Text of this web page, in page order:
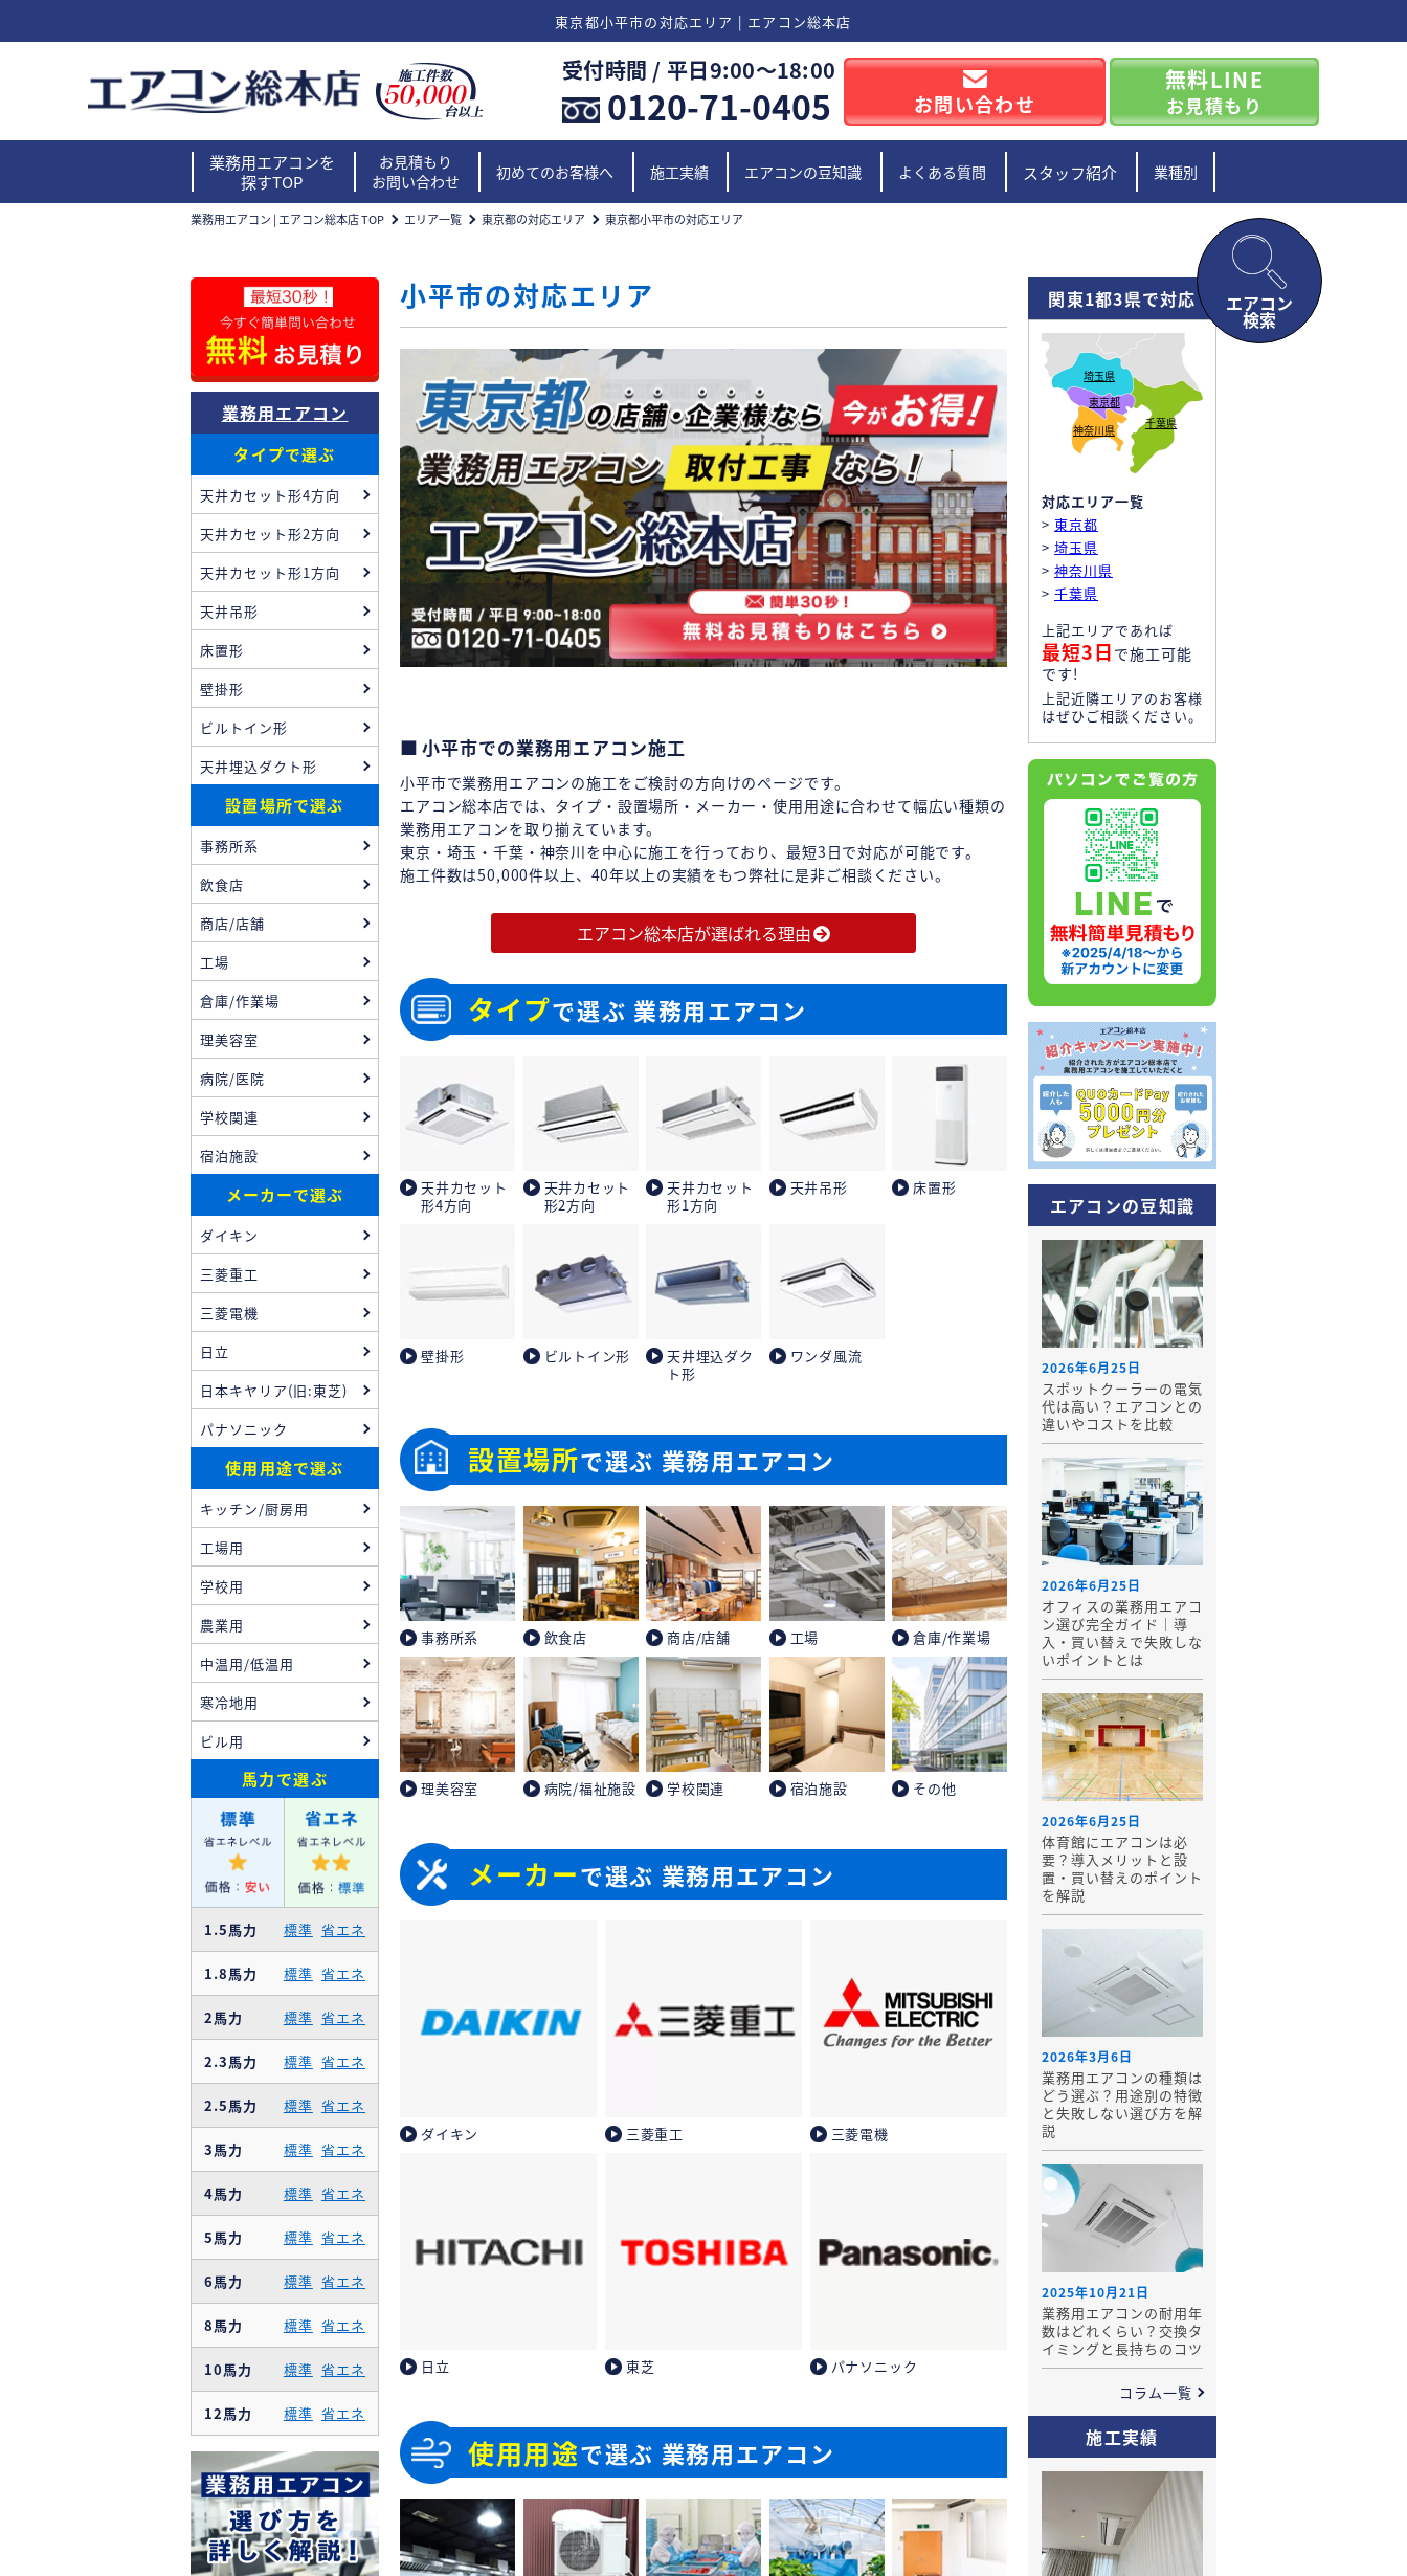
東京都小平市の対応エリア | エアコン総本店
受付時間 / 平日9:00〜18:00
0120-71-0405 お問い合わせ
無料LINE
お見積もり
業務用エアコンを
探すTOP
お見積もり
お問い合わせ
初めてのお客様へ 施工実績 エアコンの豆知識 よくある質問 スタッフ紹介 業種別
エアコン
検索
業務用エアコン | エアコン総本店 TOP エリア一覧 東京都の対応エリア 東京都小平市の対応エリア
小平市の対応エリア
小平市での業務用エアコン施工
小平市で業務用エアコンの施工をご検討の方向けのページです。
エアコン総本店では、タイプ・設置場所・メーカー・使用用途に合わせて幅広い種類の
業務用エアコンを取り揃えています。
東京・埼玉・千葉・神奈川を中心に施工を行っており、最短3日で対応が可能です。
施工件数は50,000件以上、40年以上の実績をもつ弊社に是非ご相談ください。
エアコン総本店が選ばれる理由
タイプで選ぶ 業務用エアコン
天井カセット
形4方向
天井カセット
形2方向
天井カセット
形1方向
天井吊形 床置形
壁掛形 ビルトイン形
天井埋込ダク
ト形
ワンダ風流
設置場所で選ぶ 業務用エアコン
事務所系 飲食店 商店/店舗 工場 倉庫/作業場
理美容室 病院/福祉施設 学校関連 宿泊施設 その他
メーカーで選ぶ 業務用エアコン
ダイキン 三菱重工 三菱電機
日立 東芝 パナソニック
使用用途で選ぶ 業務用エアコン
業務用エアコン
タイプで選ぶ
天井カセット形4方向
天井カセット形2方向
天井カセット形1方向
天井吊形
床置形
壁掛形
ビルトイン形
天井埋込ダクト形
設置場所で選ぶ
事務所系
飲食店
商店/店舗
工場
倉庫/作業場
理美容室
病院/医院
学校関連
宿泊施設
メーカーで選ぶ
ダイキン
三菱重工
三菱電機
日立
日本キヤリア(旧:東芝)
パナソニック
使用用途で選ぶ
キッチン/厨房用
工場用
学校用
農業用
中温用/低温用
寒冷地用
ビル用
馬力で選ぶ
1.5馬力 標準 省エネ
1.8馬力 標準 省エネ
2馬力 標準 省エネ
2.3馬力 標準 省エネ
2.5馬力 標準 省エネ
3馬力 標準 省エネ
4馬力 標準 省エネ
5馬力 標準 省エネ
6馬力 標準 省エネ
8馬力 標準 省エネ
10馬力 標準 省エネ
12馬力 標準 省エネ
関東1都3県で対応
東京都
埼玉県
神奈川県 千葉県
対応エリア一覧
> 東京都
> 埼玉県
> 神奈川県
> 千葉県
上記エリアであれば
最短3日 で施工可能
です!
上記近隣エリアのお客様
はぜひご相談ください。
エアコンの豆知識
2026年6月25日
スポットクーラーの電気
代は高い？エアコンとの
違いやコストを比較
2026年6月25日
オフィスの業務用エアコ
ン選び完全ガイド｜導
入・買い替えで失敗しな
いポイントとは
2026年6月25日
体育館にエアコンは必
要？導入メリットと設
置・買い替えのポイント
を解説
2026年3月6日
業務用エアコンの種類は
どう選ぶ？用途別の特徴
と失敗しない選び方を解
説
2025年10月21日
業務用エアコンの耐用年
数はどれくらい？交換タ
イミングと長持ちのコツ
コラム一覧
施工実績